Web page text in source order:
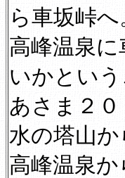
ら車坂峠
高峰温泉
いかとい
あさま２
水の塔山
高峰温泉